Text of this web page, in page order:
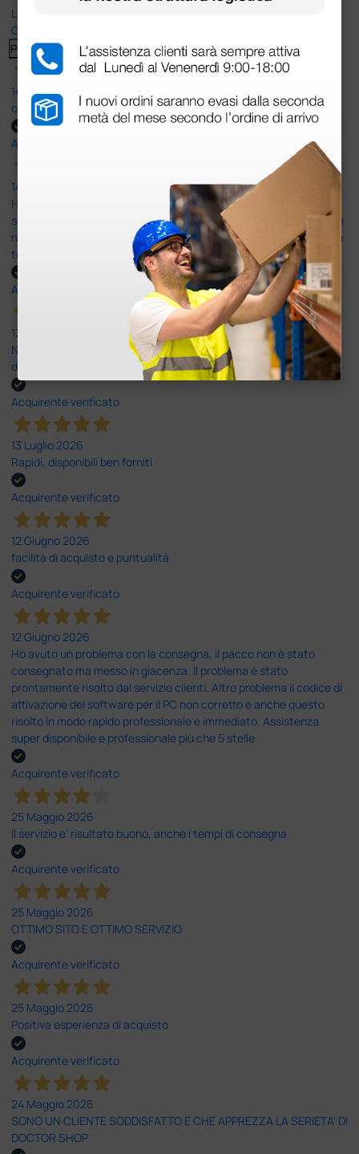
Le nostre recensioni a 4 e 5 stelle.
Clicca qui per leggerle tutte >
Precedente
Successivo
14 Luglio 2026
ottima
Acquirente verificato
14 Luglio 2026
Ho acquistato un ecografo da Doctor Shop e sono rimasto molto
soddisfatto dell'esperienza. Apparecchiatura di qualità, consegna
nei tempi previsti e un servizio clienti disponibile che ha risposto a
tutti i miei dubbi prima dell'acquisto. Consigliato
Acquirente verificato
13 Luglio 2026
Nulla da eccepire. Tutto estremamente chiaro e corretto,
dall’ordine alla consegna.
Acquirente verificato
13 Luglio 2026
Rapidi, disponibili ben forniti
Acquirente verificato
12 Giugno 2026
facilità di acquisto e puntualità
Acquirente verificato
12 Giugno 2026
Ho avuto un problema con la consegna, il pacco non è stato
consegnato ma messo in giacenza. Il problema è stato
prontamente risolto dal servizio clienti. Altro problema il codice di
attivazione del software per il PC non corretto e anche questo
risolto in modo rapido professionale e immediato. Assistenza
super disponibile e professionale più che 5 stelle
Acquirente verificato
25 Maggio 2026
Il servizio e’ risultato buono, anche i tempi di consegna
Acquirente verificato
25 Maggio 2026
OTTIMO SITO E OTTIMO SERVIZIO
Acquirente verificato
25 Maggio 2026
Positiva esperienza di acquisto
Acquirente verificato
24 Maggio 2026
SONO UN CLIENTE SODDISFATTO E CHE APPREZZA LA SERIETA' DI
DOCTOR SHOP